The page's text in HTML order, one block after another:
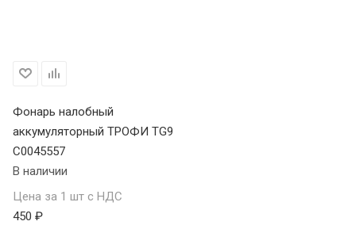
Фонарь налобный
аккумуляторный ТРОФИ TG9
C0045557
В наличии
Цена за 1 шт с НДС
450 ₽